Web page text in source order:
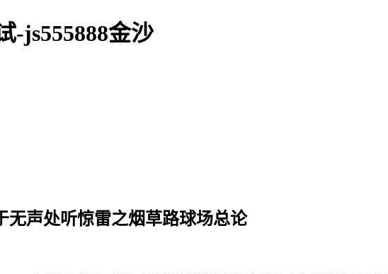
-js555888金沙
无声处听惊雷之烟草路球场总论